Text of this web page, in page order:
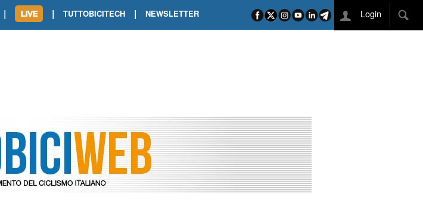
|
TOUR DE FRANCE. ORCIERES-MERLETTE INCORONA CARAPAZ
TOUR DE FRANCE. A VOIRON TRIONFO DI PHILIPSEN SU SCHMID E KOOIJ
| TUTTOBICITECH | NEWSLETTER Login